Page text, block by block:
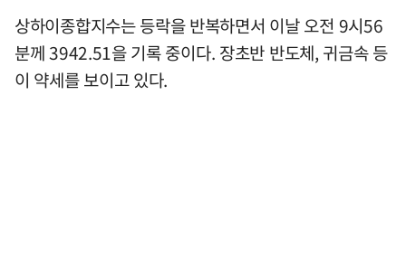
상하이종합지수는 등락을 반복하면서 이날 오전 9시56
분께 3942.51을 기록 중이다. 장초반 반도체, 귀금속 등
이 약세를 보이고 있다.